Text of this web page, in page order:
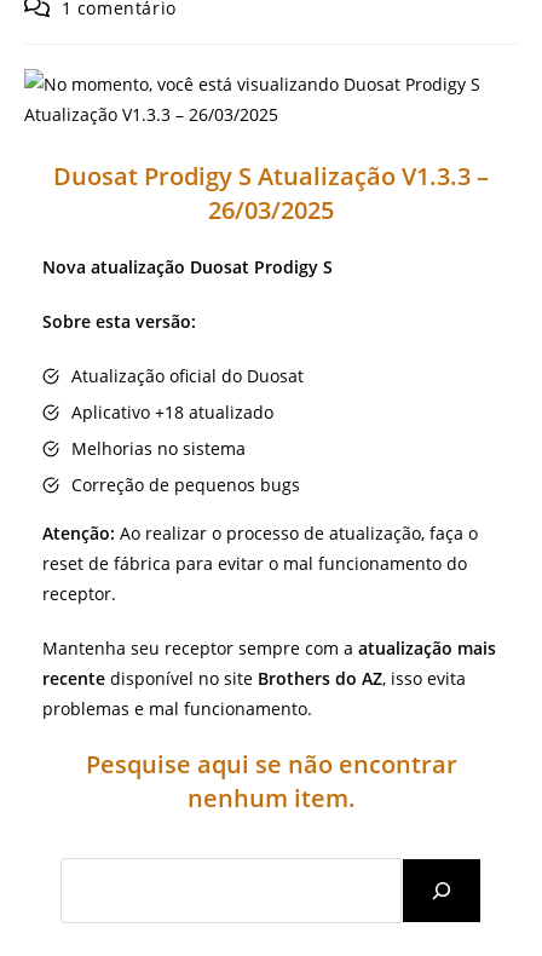
post:
Comentários
1 comentário
Duosat Prodigy S Atualização V1.3.3 –
26/03/2025
Nova atualização Duosat Prodigy S
Sobre esta versão:
Atualização oficial do Duosat
Aplicativo +18 atualizado
Melhorias no sistema
Correção de pequenos bugs
Atenção: Ao realizar o processo de atualização, faça o
reset de fábrica para evitar o mal funcionamento do
receptor.
Mantenha seu receptor sempre com a atualização mais
recente disponível no site Brothers do AZ, isso evita
problemas e mal funcionamento.
Pesquise aqui se não encontrar
nenhum item.